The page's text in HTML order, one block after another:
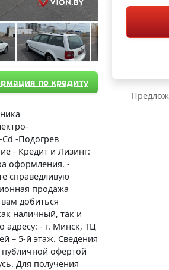
по кредиту
-Подогрев
- Кредит и Лизинг:
оформления. -
справедливую
продажа
добиться
наличный, так и
адресу: - г. Минск, ТЦ
– 5-й этаж. Сведения
офертой
Для получения